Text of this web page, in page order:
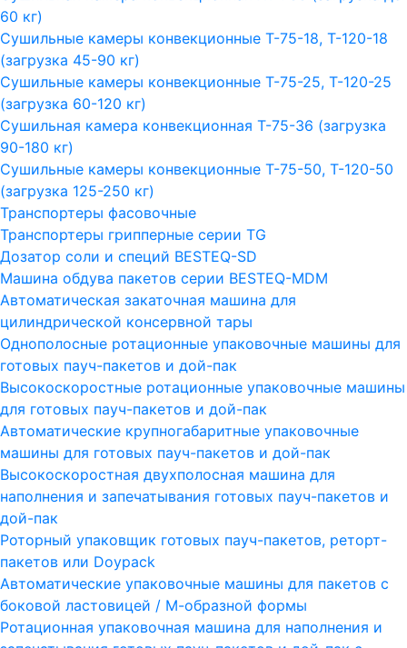
60 кг)
Сушильные камеры конвекционные Т-75-18, Т-120-18
(загрузка 45-90 кг)
Сушильные камеры конвекционные Т-75-25, Т-120-25
(загрузка 60-120 кг)
Сушильная камера конвекционная Т-75-36 (загрузка
90-180 кг)
Сушильные камеры конвекционные Т-75-50, Т-120-50
(загрузка 125-250 кг)
Транспортеры фасовочные
Транспортеры грипперные серии TG
Дозатор соли и специй BESTEQ-SD
Машина обдува пакетов серии ВESTEQ-MDM
Автоматическая закаточная машина для
цилиндрической консервной тары
Однополосные ротационные упаковочные машины для
готовых пауч-пакетов и дой-пак
Высокоскоростные ротационные упаковочные машины
для готовых пауч-пакетов и дой-пак
Автоматические крупногабаритные упаковочные
машины для готовых пауч-пакетов и дой-пак
Высокоскоростная двухполосная машина для
наполнения и запечатывания готовых пауч-пакетов и
дой-пак
Роторный упаковщик готовых пауч-пакетов, реторт-
пакетов или Doypack
Автоматические упаковочные машины для пакетов с
боковой ластовицей / М-образной формы
Ротационная упаковочная машина для наполнения и